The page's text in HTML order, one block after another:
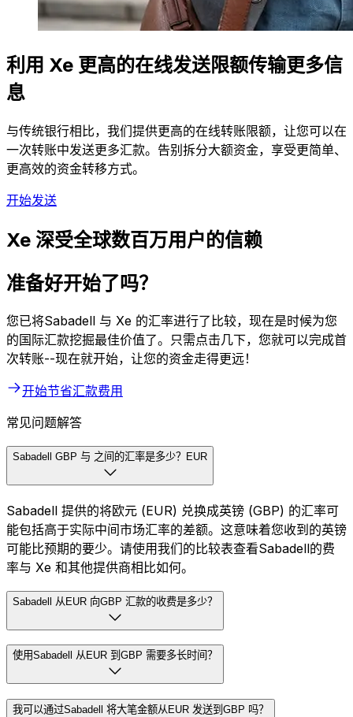
利用 Xe 更高的在线发送限额传输更多信
息
与传统银行相比，我们提供更高的在线转账限额，让您可以在
一次转账中发送更多汇款。告别拆分大额资金，享受更简单、
更高效的资金转移方式。
开始发送
Xe 深受全球数百万用户的信赖
准备好开始了吗？
您已将Sabadell 与 Xe 的汇率进行了比较，现在是时候为您
的国际汇款挖掘最佳价值了。只需点击几下，您就可以完成首
次转账--现在就开始，让您的资金走得更远！
开始节省汇款费用
常见问题解答
Sabadell GBP 与 之间的汇率是多少？EUR
Sabadell 提供的将欧元 (EUR) 兑换成英镑 (GBP) 的汇率可
能包括高于实际中间市场汇率的差额。这意味着您收到的英镑
可能比预期的要少。请使用我们的比较表查看Sabadell的费
率与 Xe 和其他提供商相比如何。
Sabadell 从EUR 向GBP 汇款的收费是多少？
使用Sabadell 从EUR 到GBP 需要多长时间？
我可以通过Sabadell 将大笔金额从EUR 发送到GBP 吗？